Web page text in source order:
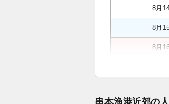
8月
8月
8月
串本漁港近郊の